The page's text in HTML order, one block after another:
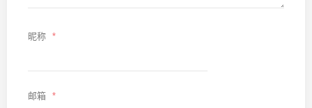
昵称 *
邮箱 *